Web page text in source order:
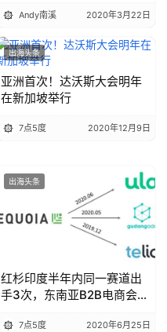
Andy南溪 2020年3月22日
出海头条
亚洲首次！达沃斯大会明年
在新加坡举行
7点5度 2020年12月9日
出海头条
红杉印度半年内同一赛道出
手3次，东南亚B2B电商会出
7点5度 2020年6月25日